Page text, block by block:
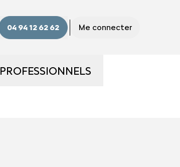
04 94 12 62 62 Me connecter
PROFESSIONNELS